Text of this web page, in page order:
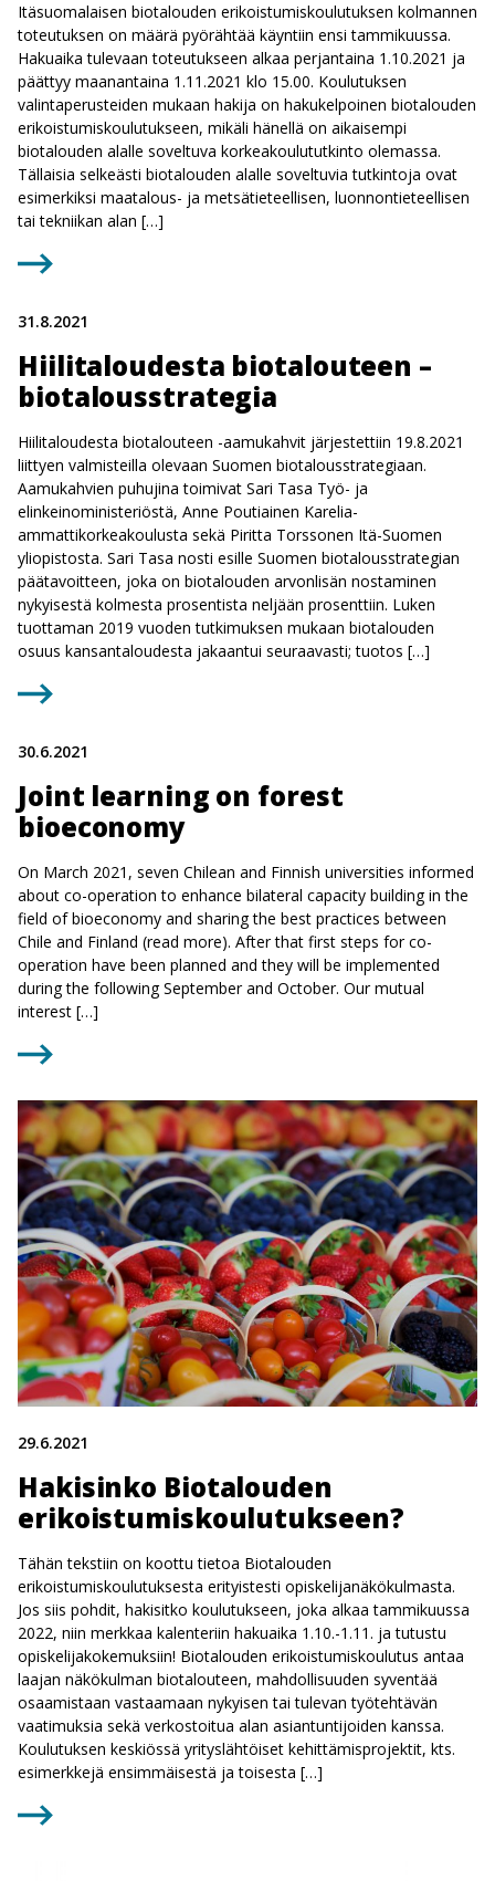
Itäsuomalaisen biotalouden erikoistumiskoulutuksen kolmannen
toteutuksen on määrä pyörähtää käyntiin ensi tammikuussa.
Hakuaika tulevaan toteutukseen alkaa perjantaina 1.10.2021 ja
päättyy maanantaina 1.11.2021 klo 15.00. Koulutuksen
valintaperusteiden mukaan hakija on hakukelpoinen biotalouden
erikoistumiskoulutukseen, mikäli hänellä on aikaisempi
biotalouden alalle soveltuva korkeakoulututkinto olemassa.
Tällaisia selkeästi biotalouden alalle soveltuvia tutkintoja ovat
esimerkiksi maatalous- ja metsätieteellisen, luonnontieteellisen
tai tekniikan alan […]
31.8.2021
Hiilitaloudesta biotalouteen –
biotalousstrategia
Hiilitaloudesta biotalouteen -aamukahvit järjestettiin 19.8.2021
liittyen valmisteilla olevaan Suomen biotalousstrategiaan.
Aamukahvien puhujina toimivat Sari Tasa Työ- ja
elinkeinoministeriöstä, Anne Poutiainen Karelia-
ammattikorkeakoulusta sekä Piritta Torssonen Itä-Suomen
yliopistosta. Sari Tasa nosti esille Suomen biotalousstrategian
päätavoitteen, joka on biotalouden arvonlisän nostaminen
nykyisestä kolmesta prosentista neljään prosenttiin. Luken
tuottaman 2019 vuoden tutkimuksen mukaan biotalouden
osuus kansantaloudesta jakaantui seuraavasti; tuotos […]
30.6.2021
Joint learning on forest
bioeconomy
On March 2021, seven Chilean and Finnish universities informed
about co-operation to enhance bilateral capacity building in the
field of bioeconomy and sharing the best practices between
Chile and Finland (read more). After that first steps for co-
operation have been planned and they will be implemented
during the following September and October. Our mutual
interest […]
29.6.2021
Hakisinko Biotalouden
erikoistumiskoulutukseen?
Tähän tekstiin on koottu tietoa Biotalouden
erikoistumiskoulutuksesta erityistesti opiskelijanäkökulmasta.
Jos siis pohdit, hakisitko koulutukseen, joka alkaa tammikuussa
2022, niin merkkaa kalenteriin hakuaika 1.10.-1.11. ja tutustu
opiskelijakokemuksiin! Biotalouden erikoistumiskoulutus antaa
laajan näkökulman biotalouteen, mahdollisuuden syventää
osaamistaan vastaamaan nykyisen tai tulevan työtehtävän
vaatimuksia sekä verkostoitua alan asiantuntijoiden kanssa.
Koulutuksen keskiössä yrityslähtöiset kehittämisprojektit, kts.
esimerkkejä ensimmäisestä ja toisesta […]